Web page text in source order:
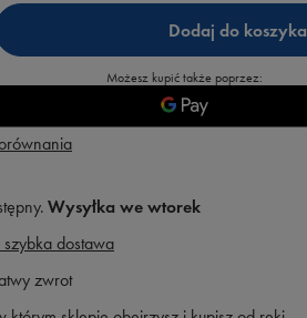
Dodaj do koszyka
Możesz kupić także poprzez:
Wysyłka we wtorek
dostawa
zwrot